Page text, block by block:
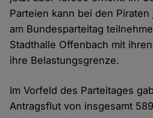
Parteien kann bei den
am Bundesparteitag
Stadthalle Offenbach mit
ihre Belastungsgrenze.
Im Vorfeld des Parteitages
Antragsflut von insgesamt